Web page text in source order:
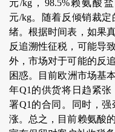
元/kg，98.5%赖氨酸
元/kg。随着反倾销裁
绪。根据时间表，如果
反追溯性征税，可能导
外，市场对于可能的反
困惑。目前欧洲市场基
年Q1的供货将日趋紧
署Q1的合同。同时，
涨。总之，目前赖氨酸